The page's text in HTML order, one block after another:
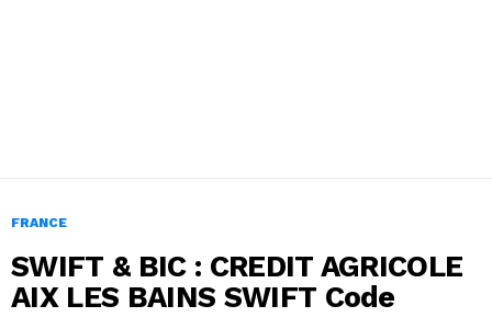
FRANCE
SWIFT & BIC : CREDIT AGRICOLE
AIX LES BAINS SWIFT Code